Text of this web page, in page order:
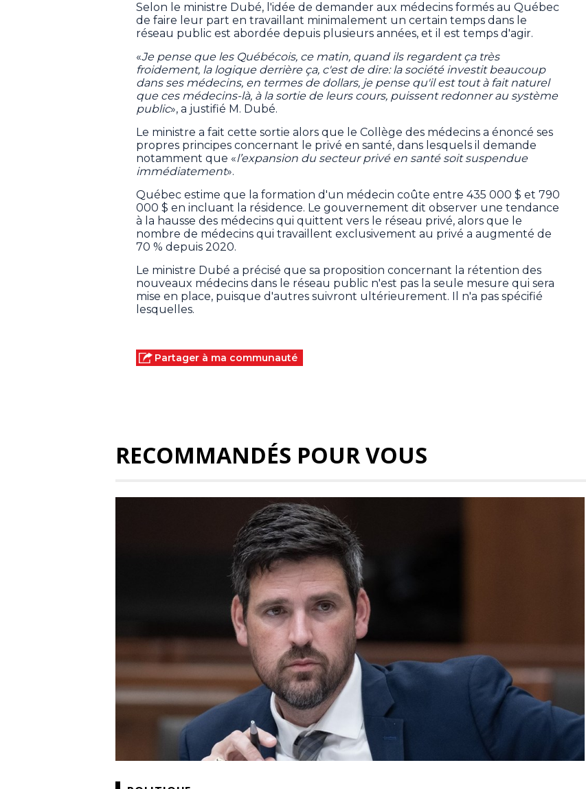
Selon le ministre Dubé, l'idée de demander aux médecins formés au Québec
de faire leur part en travaillant minimalement un certain temps dans le
réseau public est abordée depuis plusieurs années, et il est temps d'agir.
«Je pense que les Québécois, ce matin, quand ils regardent ça très
froidement, la logique derrière ça, c'est de dire: la société investit beaucoup
dans ses médecins, en termes de dollars, je pense qu'il est tout à fait naturel
que ces médecins-là, à la sortie de leurs cours, puissent redonner au système
public», a justifié M. Dubé.
Le ministre a fait cette sortie alors que le Collège des médecins a énoncé ses
propres principes concernant le privé en santé, dans lesquels il demande
notamment que «l’expansion du secteur privé en santé soit suspendue
immédiatement».
Québec estime que la formation d'un médecin coûte entre 435 000 $ et 790
000 $ en incluant la résidence. Le gouvernement dit observer une tendance
à la hausse des médecins qui quittent vers le réseau privé, alors que le
nombre de médecins qui travaillent exclusivement au privé a augmenté de
70 % depuis 2020.
Le ministre Dubé a précisé que sa proposition concernant la rétention des
nouveaux médecins dans le réseau public n'est pas la seule mesure qui sera
mise en place, puisque d'autres suivront ultérieurement. Il n'a pas spécifié
lesquelles.
Partager à ma communauté
RECOMMANDÉS POUR VOUS